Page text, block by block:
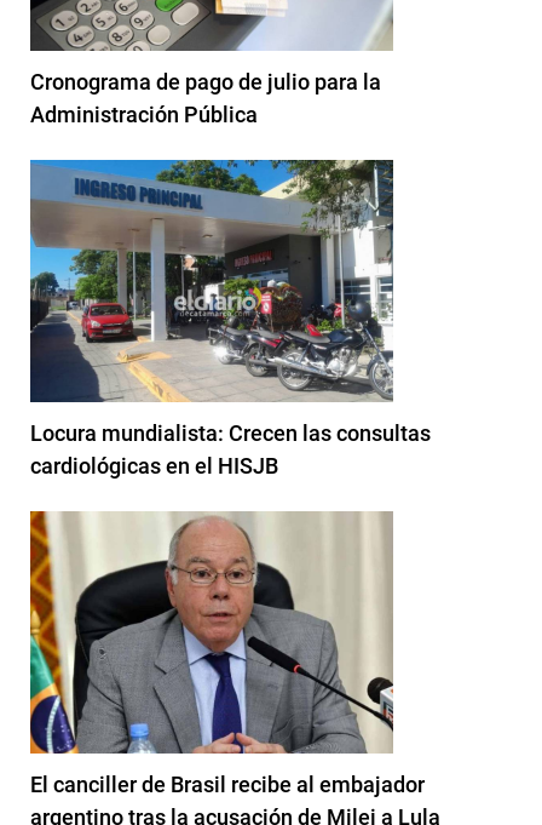
Cronograma de pago de julio para la
Administración Pública
Locura mundialista: Crecen las consultas
cardiológicas en el HISJB
El canciller de Brasil recibe al embajador
argentino tras la acusación de Milei a Lula